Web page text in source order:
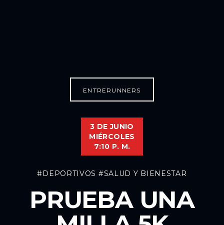
ENTRERUNNERS
3 DE JUNIO
MIÉRCOLES
7:10 P. M.
#DEPORTIVOS #SALUD Y BIENESTAR
PRUEBA UNA